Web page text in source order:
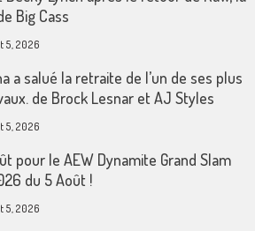
Big Cass
5, 2026
a salué la retraite de l’un de ses plus
de Brock Lesnar et AJ Styles
5, 2026
pour le AEW Dynamite Grand Slam
du 5 Août !
5, 2026